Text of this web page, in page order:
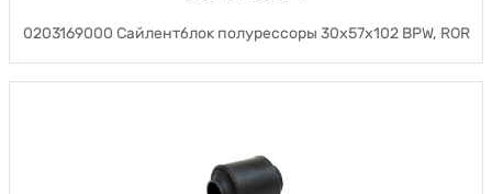
0203169000 Сайлентблок полурессоры 30x57x102 BPW, ROR